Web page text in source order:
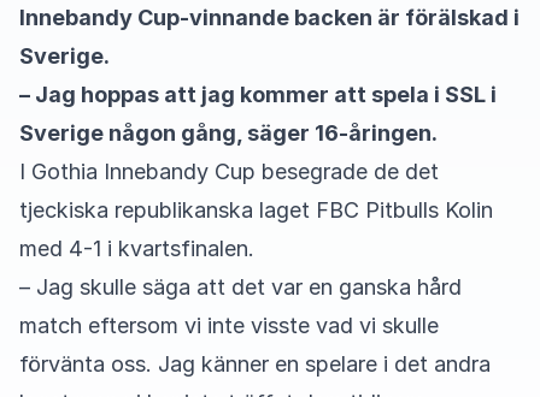
Innebandy Cup-vinnande backen är förälskad i
Sverige.
– Jag hoppas att jag kommer att spela i SSL i
Sverige någon gång, säger 16-åringen.
I Gothia Innebandy Cup besegrade de det
tjeckiska republikanska laget FBC Pitbulls Kolin
med 4-1 i kvartsfinalen.
– Jag skulle säga att det var en ganska hård
match eftersom vi inte visste vad vi skulle
förvänta oss. Jag känner en spelare i det andra